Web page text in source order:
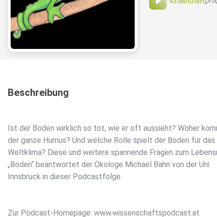
Beschreibung
Ist der Boden wirklich so tot, wie er oft aussieht? Woher
der ganze Humus? Und welche Rolle spielt der Boden für das
Weltklima? Diese und weitere spannende Fragen zum
„Boden“ beantwortet der Ökologe Michael Bahn von der Uni
Innsbruck in dieser Podcastfolge.
Zur Podcast-Homepage: www.wissenschaftspodcast.at